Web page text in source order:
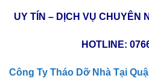
UY TÍN – DỊCH VỤ CHUYÊN
HOTLINE:
Công Ty Tháo Dỡ Nhà Tại